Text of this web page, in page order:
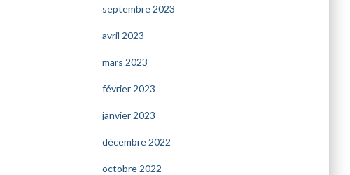
septembre 2023
avril 2023
mars 2023
février 2023
janvier 2023
décembre 2022
octobre 2022